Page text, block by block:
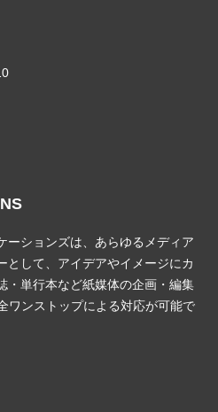
ーションズは、あらゆるメディア
として、アイデアやイメージにカ
・単行本など紙媒体の企画・編集
ワンストップによる対応が可能で